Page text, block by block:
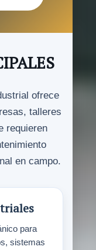
ofrece
talleres
requieren
en campo.
para
sistemas